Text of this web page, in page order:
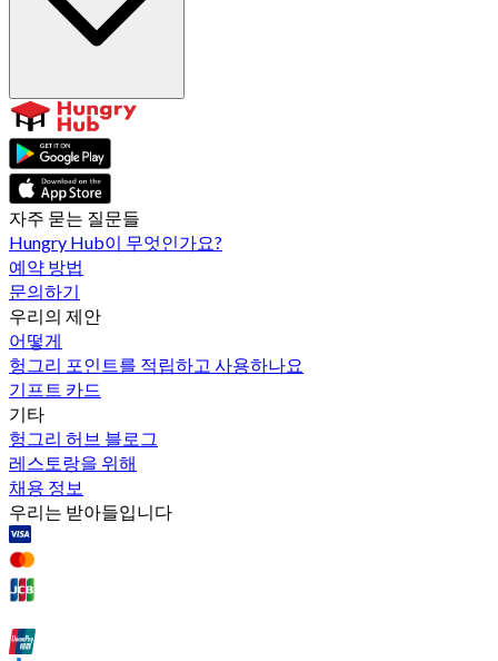
자주 묻는 질문들
Hungry Hub이 무엇인가요?
예약 방법
문의하기
우리의 제안
어떻게
헝그리 포인트를 적립하고 사용하나요
기프트 카드
기타
헝그리 허브 블로그
레스토랑을 위해
채용 정보
우리는 받아들입니다